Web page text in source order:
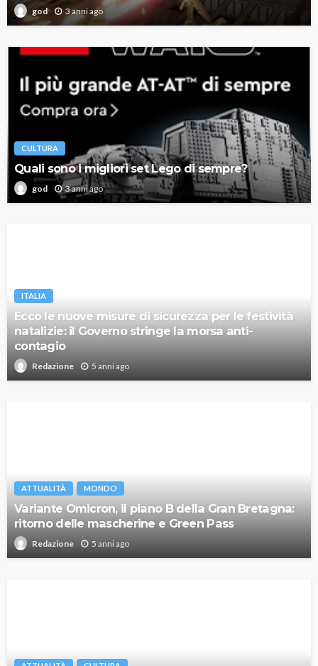
god 3 anni ago
CULTURA
Quali sono i migliori set Lego di sempre?
god 3 anni ago
ITALIA
Ecco le nuove misure di sicurezza per le festività
natalizie: il Governo stringe la morsa anti-
contagio
Redazione 5 anni ago
ATTUALITÀ MONDO
Variante Omicron, il piano B della Gran Bretagna:
ritorno delle mascherine e Green Pass
Redazione 5 anni ago